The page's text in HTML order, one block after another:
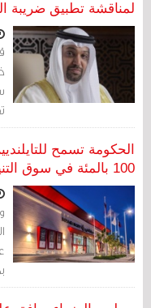
لمناقشة تطبيق ضريبة
الحكومة تسمح
100 بالمئة في سوق التنين